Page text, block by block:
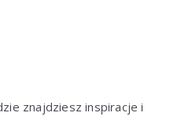
znajdziesz inspiracje i